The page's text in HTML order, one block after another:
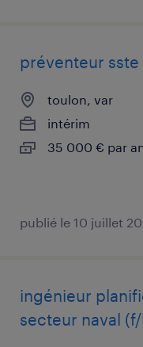
préventeur sste
toulon, var
intérim
35 000 € par
publié le 10 juillet
ingénieur
secteur naval